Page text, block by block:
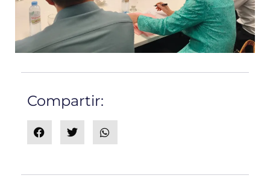
Compartir: